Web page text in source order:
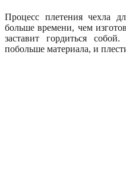
Процесс плетения чехла
больше времени, чем
заставит гордиться
побольше материала, и